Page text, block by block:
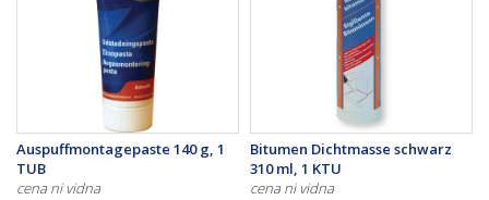
Auspuffmontagepaste 140 g, 1
TUB
cena ni vidna
Bitumen Dichtmasse schwarz
310 ml, 1 KTU
cena ni vidna